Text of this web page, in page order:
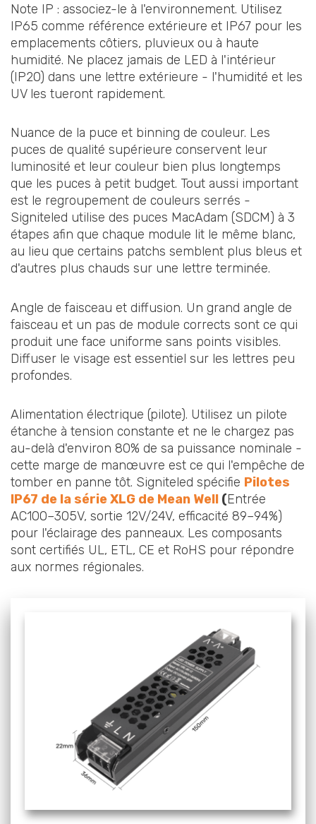
Note IP : associez-le à l'environnement. Utilisez
IP65 comme référence extérieure et IP67 pour les
emplacements côtiers, pluvieux ou à haute
humidité. Ne placez jamais de LED à l'intérieur
(IP20) dans une lettre extérieure - l'humidité et les
UV les tueront rapidement.
Nuance de la puce et binning de couleur. Les
puces de qualité supérieure conservent leur
luminosité et leur couleur bien plus longtemps
que les puces à petit budget. Tout aussi important
est le regroupement de couleurs serrés -
Signiteled utilise des puces MacAdam (SDCM) à 3
étapes afin que chaque module lit le même blanc,
au lieu que certains patchs semblent plus bleus et
d'autres plus chauds sur une lettre terminée.
Angle de faisceau et diffusion. Un grand angle de
faisceau et un pas de module corrects sont ce qui
produit une face uniforme sans points visibles.
Diffuser le visage est essentiel sur les lettres peu
profondes.
Alimentation électrique (pilote). Utilisez un pilote
étanche à tension constante et ne le chargez pas
au-delà d'environ 80% de sa puissance nominale -
cette marge de manœuvre est ce qui l'empêche de
tomber en panne tôt. Signiteled spécifie Pilotes
IP67 de la série XLG de Mean Well (Entrée
AC100–305V, sortie 12V/24V, efficacité 89–94%)
pour l'éclairage des panneaux. Les composants
sont certifiés UL, ETL, CE et RoHS pour répondre
aux normes régionales.